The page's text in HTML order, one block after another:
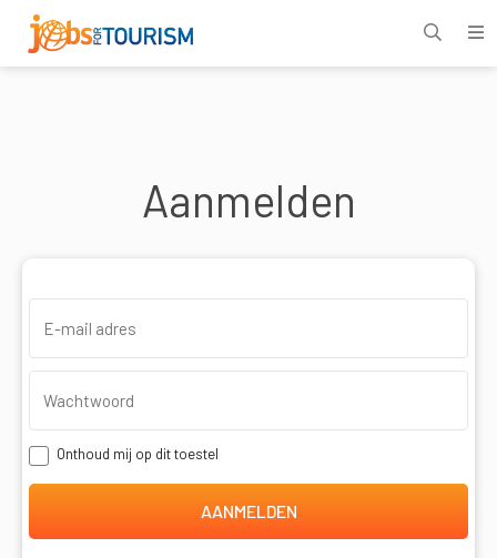
Aanmelden
Onthoud mij op dit toestel
AANMELDEN